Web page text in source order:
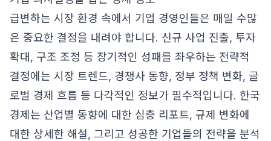
급변하는 시장 환경 속에서 기업 경영인들은 매일 수많
은 중요한 결정을 내려야 합니다. 신규 사업 진출, 투자
확대, 구조 조정 등 장기적인 성패를 좌우하는 전략적
결정에는 시장 트렌드, 경쟁사 동향, 정부 정책 변화, 글
로벌 경제 흐름 등 다각적인 정보가 필수적입니다. 한국
경제는 산업별 동향에 대한 심층 리포트, 규제 변화에
대한 상세한 해설, 그리고 성공한 기업들의 전략을 분석